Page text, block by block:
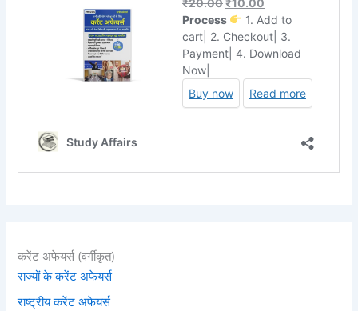
करेंट अफेयर्स (वर्गीकृत)
राज्यों के करेंट अफेयर्स
राष्ट्रीय करेंट अफेयर्स